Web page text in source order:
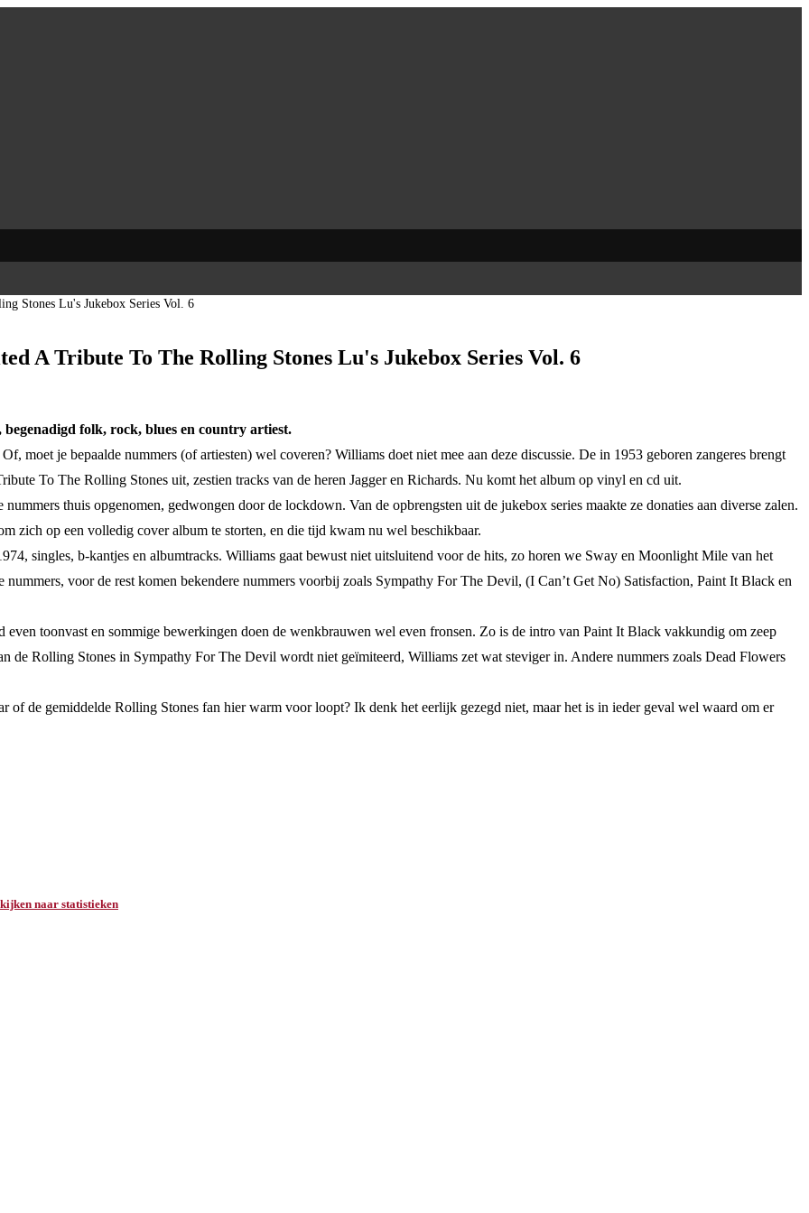
Stones Lu's Jukebox Series Vol. 6
A Tribute To The Rolling Stones Lu's Jukebox Series Vol. 6
begenadigd folk, rock, blues en country artiest.
moet je bepaalde nummers (of artiesten) wel coveren? Williams doet niet mee aan deze discussie. De in 1953 geboren zangeres brengt
To The Rolling Stones uit, zestien tracks van de heren Jagger en Richards. Nu komt het album op vinyl en cd uit.
thuis opgenomen, gedwongen door de lockdown. Van de opbrengsten uit de jukebox series maakte ze donaties aan diverse zalen.
zich op een volledig cover album te storten, en die tijd kwam nu wel beschikbaar.
singles, b-kantjes en albumtracks. Williams gaat bewust niet uitsluitend voor de hits, zo horen we Sway en Moonlight Mile van het
voor de rest komen bekendere nummers voorbij zoals Sympathy For The Devil, (I Can’t Get No) Satisfaction, Paint It Black en
toonvast en sommige bewerkingen doen de wenkbrauwen wel even fronsen. Zo is de intro van Paint It Black vakkundig om zeep
de Rolling Stones in Sympathy For The Devil wordt niet geïmiteerd, Williams zet wat steviger in. Andere nummers zoals Dead Flowers
of de gemiddelde Rolling Stones fan hier warm voor loopt? Ik denk het eerlijk gezegd niet, maar het is in ieder geval wel waard om er
naar statistieken